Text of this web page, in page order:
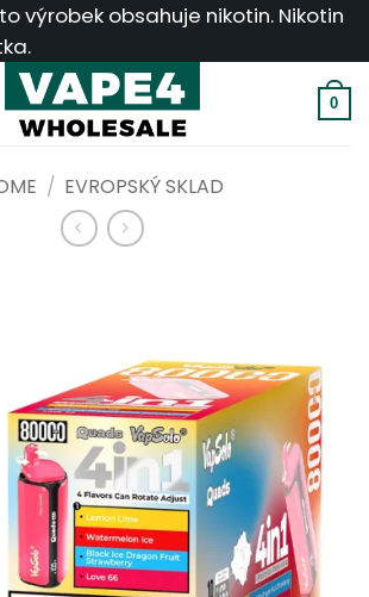
výrobek obsahuje nikotin. Nikotin
0
/ EVROPSKÝ SKLAD